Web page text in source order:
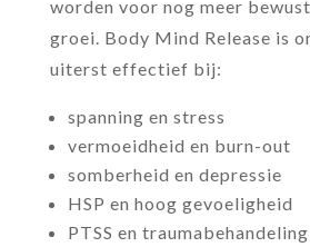
worden voor nog meer
groei. Body Mind Release is
uiterst effectief bij:
spanning en stress
vermoeidheid en burn-out
somberheid en depressie
HSP en hoog gevoeligheid
PTSS en traumabehandeling